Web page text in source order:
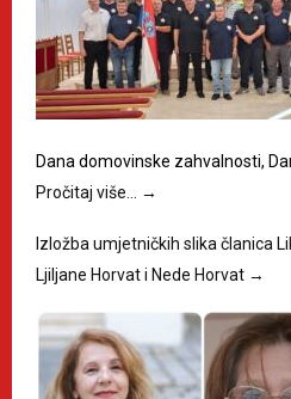
Dana domovinske zahvalnosti,
Pročitaj više…
→
Izložba umjetničkih slika članica
Ljiljane Horvat i Nede Horvat →